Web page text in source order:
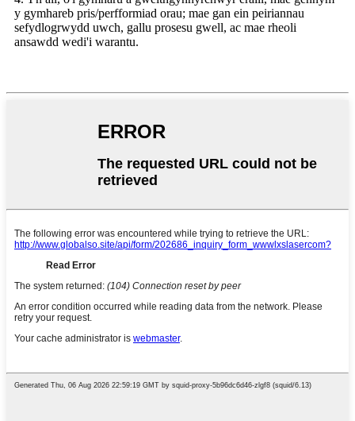
y gymhareb pris/perfformiad orau; mae gan ein peiriannau
sefydlogrwydd uwch, gallu prosesu gwell, ac mae rheoli
ansawdd wedi'i warantu.